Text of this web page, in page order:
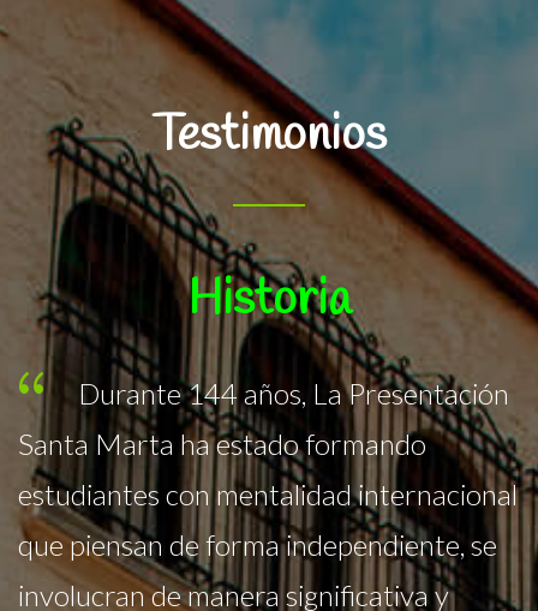
Testimonios
Ofrece
Educación formal de Calidad
Humana y Excelencia Educativa,
metodología interactiva, currículo por
competencias y ambientes digitales de
aprendizaje, en los niveles de Preescolar,